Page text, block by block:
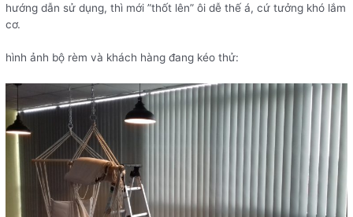
hướng dẫn sử dụng, thì mới ”thốt lên” ôi dễ thế á, cứ tưởng khó lắm
cơ.
hình ảnh bộ rèm và khách hàng đang kéo thử: